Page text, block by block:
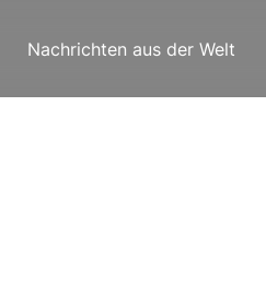
Nachrichten aus der Welt